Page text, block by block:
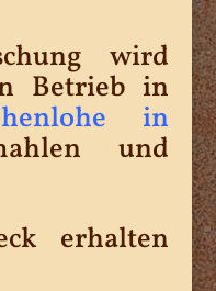
wird
Betrieb in
in
und
erhalten